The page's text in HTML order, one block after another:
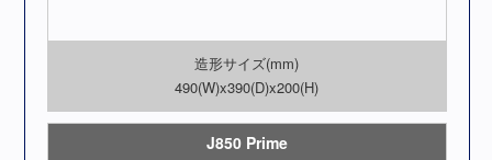
造形サイズ(mm)
490(W)x390(D)x200(H)
J850 Prime